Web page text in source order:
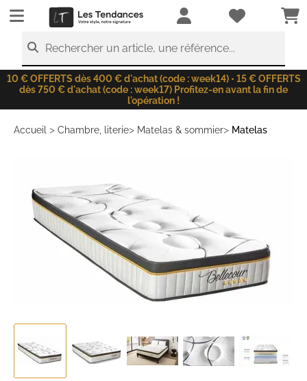
LesTendances.fr
Rechercher un article, une référence...
10 € OFFERTS dès 400 € d'achat (code : week14) • 15 € OFFERTS
dès 750 € d'achat (code : week17) Profitez-en avant la fin de
l'opération !
Accueil > Chambre, literie> Matelas & sommier> Matelas